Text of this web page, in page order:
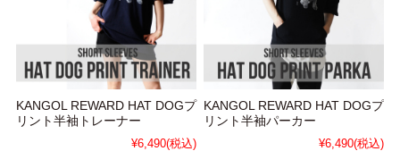
KANGOL REWARD HAT DOGプ
リント半袖トレーナー
¥6,490(税込)
KANGOL REWARD HAT DOGプ
リント半袖パーカー
¥6,490(税込)